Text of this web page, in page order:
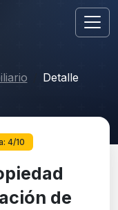
Detalle
4/10
de